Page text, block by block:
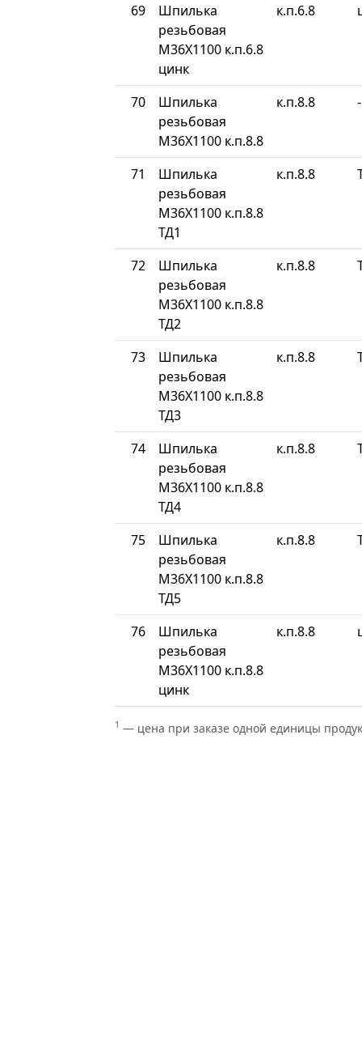
69
Шпилька
резьбовая
М36Х1100 к.п.6.8
цинк
к.п.6.8
70
Шпилька
резьбовая
М36Х1100 к.п.8.8
к.п.8.8 -
71
Шпилька
резьбовая
М36Х1100 к.п.8.8
ТД1
к.п.8.8
72
Шпилька
резьбовая
М36Х1100 к.п.8.8
ТД2
к.п.8.8
73
Шпилька
резьбовая
М36Х1100 к.п.8.8
ТД3
к.п.8.8
74
Шпилька
резьбовая
М36Х1100 к.п.8.8
ТД4
к.п.8.8
75
Шпилька
резьбовая
М36Х1100 к.п.8.8
ТД5
к.п.8.8
76
Шпилька
резьбовая
М36Х1100 к.п.8.8
цинк
к.п.8.8
1 — цена при заказе одной единицы